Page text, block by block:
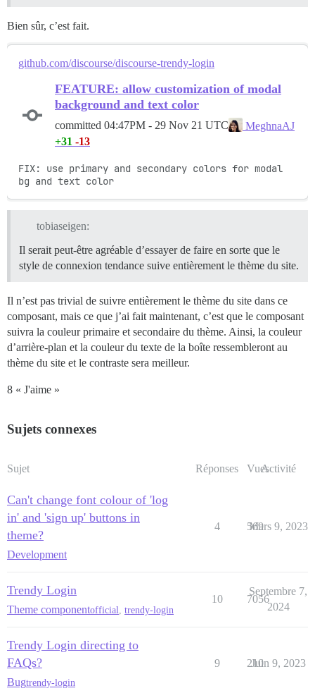
Bien sûr, c’est fait.
github.com/discourse/discourse-trendy-login
FEATURE: allow customization of modal
background and text color
committed 04:47PM - 29 Nov 21 UTC
MeghnaAJ
+31 -13
FIX: use primary and secondary colors for modal
bg and text color
tobiaseigen:
Il serait peut-être agréable d’essayer de faire en sorte que le
style de connexion tendance suive entièrement le thème du site.
Il n’est pas trivial de suivre entièrement le thème du site dans ce
composant, mais ce que j’ai fait maintenant, c’est que le composant
suivra la couleur primaire et secondaire du thème. Ainsi, la couleur
d’arrière-plan et la couleur du texte de la boîte ressembleront au
thème du site et le contraste sera meilleur.
8 « J'aime »
Sujets connexes
Sujet Réponses VuesActivité
Can't change font colour of 'log
in' and 'sign up' buttons in
theme?
Development
4 569
Mars 9, 2023
Trendy Login
Theme componentofficial trendy-login
10 7056
Septembre 7,
2024
Trendy Login directing to
FAQs?
Bugtrendy-login
9 210
Juin 9, 2023